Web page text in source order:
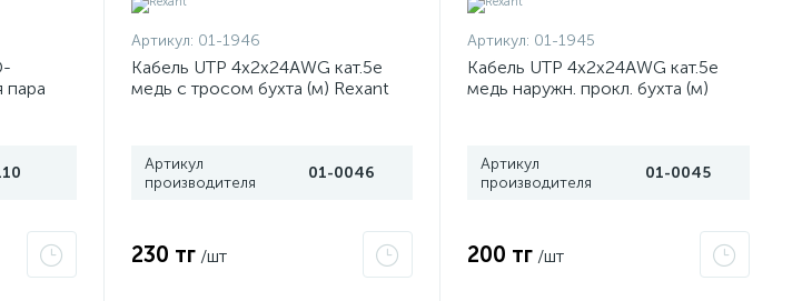
пара
Артикул: 01-1946
Кабель UTP 4х2х24AWG кат.5е
медь с тросом бухта (м) Rexant
Артикул
производителя
01-0046
230 тг /шт
Артикул: 01-1945
Кабель UTP 4х2х24AWG кат.5е
медь наружн. прокл. бухта (м)
Артикул
производителя
01-0045
200 тг /шт